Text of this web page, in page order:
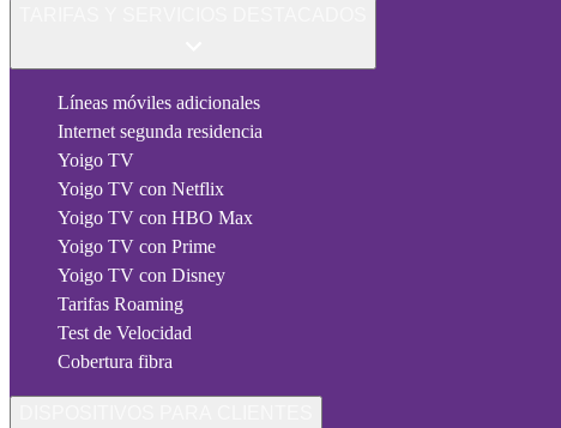
Líneas móviles adicionales
Internet segunda residencia
Yoigo TV
Yoigo TV con Netflix
Yoigo TV con HBO Max
Yoigo TV con Prime
Yoigo TV con Disney
Tarifas Roaming
Test de Velocidad
Cobertura fibra